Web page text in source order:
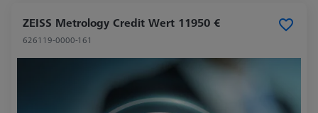
ZEISS Metrology Credit Wert 11950 €
626119-0000-161